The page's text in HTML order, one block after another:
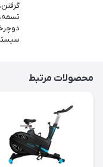
محصولات مرتبط